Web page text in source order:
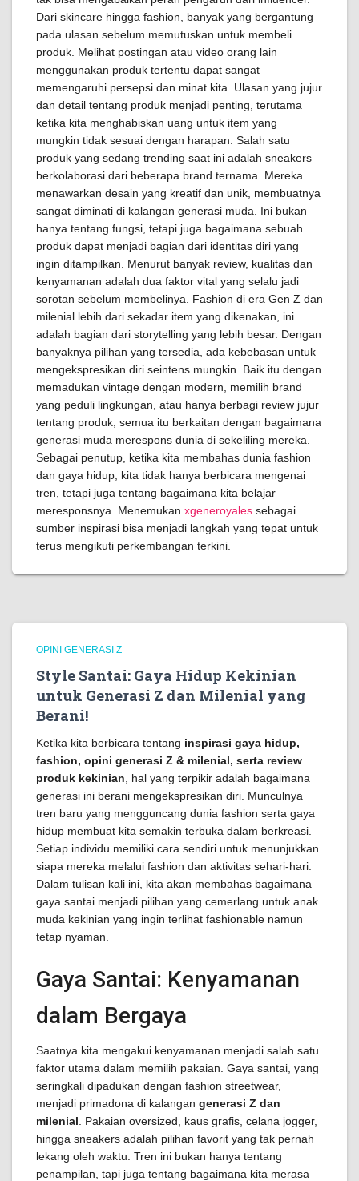
Dari skincare hingga fashion, banyak yang bergantung
pada ulasan sebelum memutuskan untuk membeli
produk. Melihat postingan atau video orang lain
menggunakan produk tertentu dapat sangat
memengaruhi persepsi dan minat kita. Ulasan yang jujur
dan detail tentang produk menjadi penting, terutama
ketika kita menghabiskan uang untuk item yang
mungkin tidak sesuai dengan harapan. Salah satu
produk yang sedang trending saat ini adalah sneakers
berkolaborasi dari beberapa brand ternama. Mereka
menawarkan desain yang kreatif dan unik, membuatnya
sangat diminati di kalangan generasi muda. Ini bukan
hanya tentang fungsi, tetapi juga bagaimana sebuah
produk dapat menjadi bagian dari identitas diri yang
ingin ditampilkan. Menurut banyak review, kualitas dan
kenyamanan adalah dua faktor vital yang selalu jadi
sorotan sebelum membelinya. Fashion di era Gen Z dan
milenial lebih dari sekadar item yang dikenakan, ini
adalah bagian dari storytelling yang lebih besar. Dengan
banyaknya pilihan yang tersedia, ada kebebasan untuk
mengekspresikan diri seintens mungkin. Baik itu dengan
memadukan vintage dengan modern, memilih brand
yang peduli lingkungan, atau hanya berbagi review jujur
tentang produk, semua itu berkaitan dengan bagaimana
generasi muda merespons dunia di sekeliling mereka.
Sebagai penutup, ketika kita membahas dunia fashion
dan gaya hidup, kita tidak hanya berbicara mengenai
tren, tetapi juga tentang bagaimana kita belajar
meresponsnya. Menemukan xgeneroyales sebagai
sumber inspirasi bisa menjadi langkah yang tepat untuk
terus mengikuti perkembangan terkini.
OPINI GENERASI Z
Style Santai: Gaya Hidup Kekinian
untuk Generasi Z dan Milenial yang
Berani!
Ketika kita berbicara tentang inspirasi gaya hidup,
fashion, opini generasi Z & milenial, serta review
produk kekinian , hal yang terpikir adalah bagaimana
generasi ini berani mengekspresikan diri. Munculnya
tren baru yang mengguncang dunia fashion serta gaya
hidup membuat kita semakin terbuka dalam berkreasi.
Setiap individu memiliki cara sendiri untuk menunjukkan
siapa mereka melalui fashion dan aktivitas sehari-hari.
Dalam tulisan kali ini, kita akan membahas bagaimana
gaya santai menjadi pilihan yang cemerlang untuk anak
muda kekinian yang ingin terlihat fashionable namun
tetap nyaman.
Gaya Santai: Kenyamanan
dalam Bergaya
Saatnya kita mengakui kenyamanan menjadi salah satu
faktor utama dalam memilih pakaian. Gaya santai, yang
seringkali dipadukan dengan fashion streetwear,
menjadi primadona di kalangan generasi Z dan
milenial . Pakaian oversized, kaus grafis, celana jogger,
hingga sneakers adalah pilihan favorit yang tak pernah
lekang oleh waktu. Tren ini bukan hanya tentang
penampilan, tapi juga tentang bagaimana kita merasa